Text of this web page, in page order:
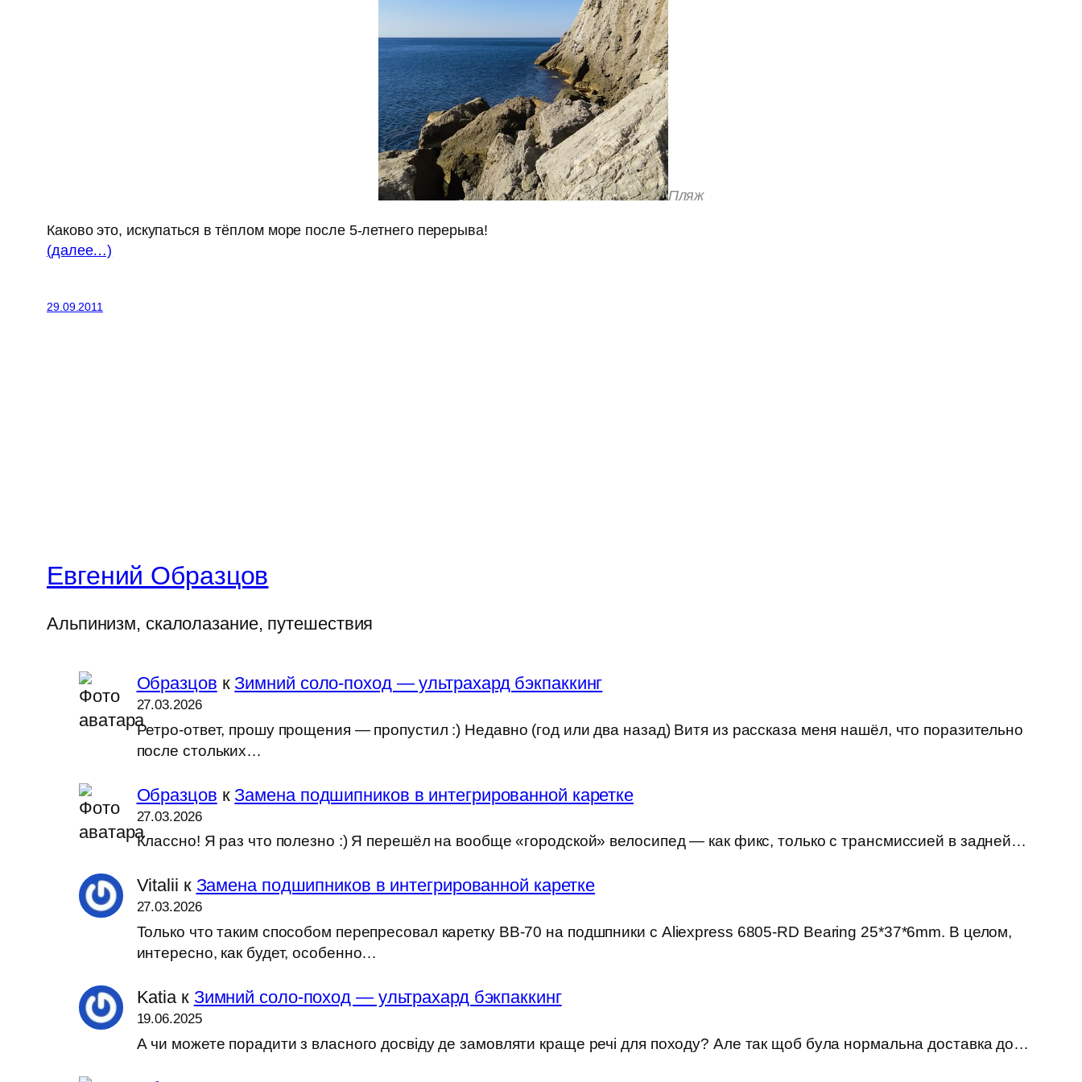
Пляж
Каково это, искупаться в тёплом море после 5-летнего перерыва!
(далее…)
29.09.2011
Евгений Образцов
Альпинизм, скалолазание, путешествия
Образцов к Зимний соло-поход — ультрахард бэкпаккинг
27.03.2026
Ретро-ответ, прошу прощения — пропустил :) Недавно (год или два назад) Витя из рассказа меня нашёл, что поразительно
после стольких…
Образцов к Замена подшипников в интегрированной каретке
27.03.2026
Классно! Я раз что полезно :) Я перешёл на вообще «городской» велосипед — как фикс, только с трансмиссией в задней…
Vitalii к Замена подшипников в интегрированной каретке
27.03.2026
Только что таким способом перепресовал каретку BB-70 на подшпники с Aliexpress 6805-RD Bearing 25*37*6mm. В целом,
интересно, как будет, особенно…
Katiaк Зимний соло-поход — ультрахард бэкпаккинг
19.06.2025
А чи можете порадити з власного досвіду де замовляти краще речі для походу? Але так щоб була нормальна доставка до…